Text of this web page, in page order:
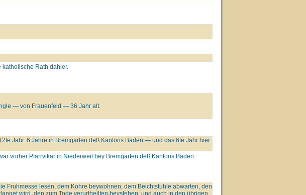
Rath dahier.
— von Frauenfeld — 36 Jahr alt.
Jahr. 6 Jahre in Bremgarten deß Kantons Baden — und das 6te Jahr hier
vorher Pfarrvikar in Niederweil bey Bremgarten deß Kantons Baden.
Fruhmesse lesen, dem Kohre beywohnen, dem Beichtstuhle abwarten, den
wird, den zum Tode verurtheilten beystehen, und auch in den übrigen